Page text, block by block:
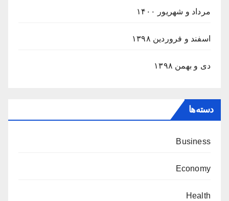
مرداد و شهریور ۱۴۰۰
اسفند و فروردین ۱۳۹۸
دی و بهمن ۱۳۹۸
دسته‌ها
Business
Economy
Health